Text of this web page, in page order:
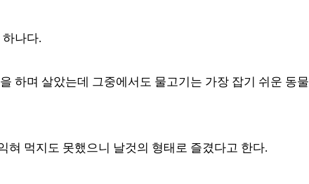
나다.
하며 살았는데 그중에서도 물고기는 가장 잡기 쉬운 동물
혀 먹지도 못했으니 날것의 형태로 즐겼다고 한다.